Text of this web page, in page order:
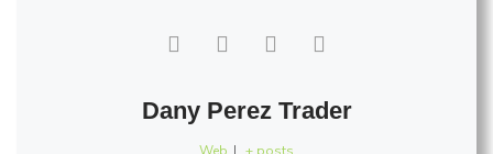
Dany Perez Trader
Web | + posts